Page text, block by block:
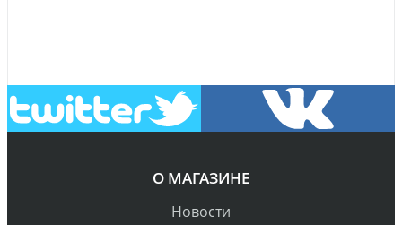
О МАГАЗИНЕ
Новости